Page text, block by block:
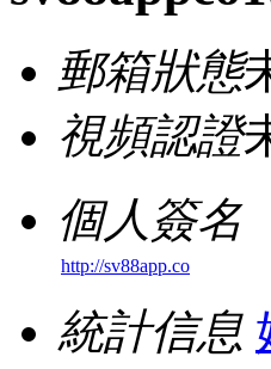
郵箱狀態
視頻認證
個人簽名
http://sv88app.co
統計信息